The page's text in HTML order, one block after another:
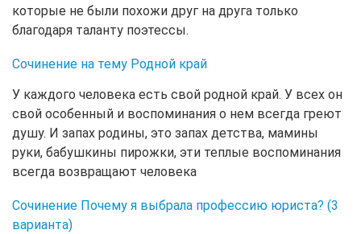
которые не были похожи друг на друга только
благодаря таланту поэтессы.
Сочинение на тему Родной край
У каждого человека есть свой родной край. У всех он
свой особенный и воспоминания о нем всегда греют
душу. И запах родины, это запах детства, мамины
руки, бабушкины пирожки, эти теплые воспоминания
всегда возвращают человека
Сочинение Почему я выбрала профессию юриста? (3
варианта)